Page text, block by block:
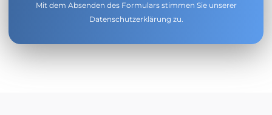
Mit dem Absenden des Formulars stimmen Sie unserer
Datenschutzerklärung zu.